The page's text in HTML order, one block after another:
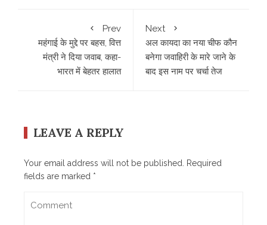
Prev
महंगाई के मुद्दे पर बहस, वित्त
मंत्री ने दिया जवाब, कहा-
भारत में बेहतर हालात
Next
अल कायदा का नया चीफ कौन
बनेगा जवाहिरी के मारे जाने के
बाद इस नाम पर चर्चा तेज
LEAVE A REPLY
Your email address will not be published.
Required
fields are marked *